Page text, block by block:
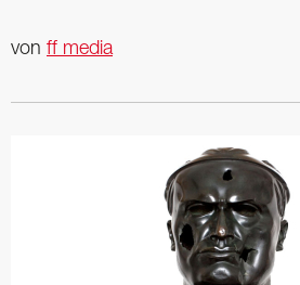
von ff media